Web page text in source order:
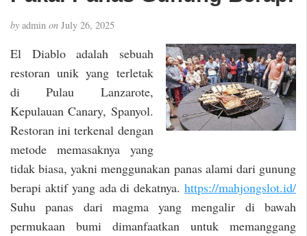
v
a
t
i
o
n
by admin on July 26, 2025
El Diablo adalah sebuah
restoran unik yang terletak
di Pulau Lanzarote,
Kepulauan Canary, Spanyol.
Restoran ini terkenal dengan
metode memasaknya yang
tidak biasa, yakni menggunakan panas alami dari gunung
berapi aktif yang ada di dekatnya. https://mahjongslot.id/
Suhu panas dari magma yang mengalir di bawah
permukaan bumi dimanfaatkan untuk memanggang